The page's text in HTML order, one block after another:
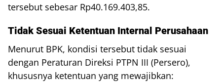
tersebut sebesar Rp40.169.403,85.
Tidak Sesuai Ketentuan Internal Perusahaan
Menurut BPK, kondisi tersebut tidak sesuai
dengan Peraturan Direksi PTPN III (Persero),
khususnya ketentuan yang mewajibkan: